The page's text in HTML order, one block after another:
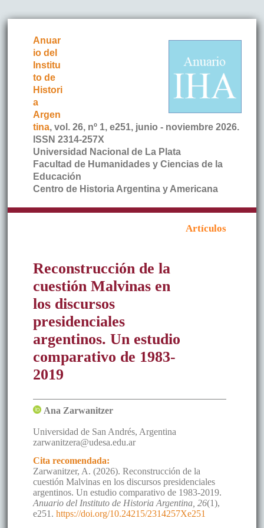
Anuar
io del
Institu
to de
Histori
a
Argen
tina, vol. 26, nº 1, e251, junio - noviembre 2026.
ISSN 2314-257X
Universidad Nacional de La Plata
Facultad de Humanidades y Ciencias de la
Educación
Centro de Historia Argentina y Americana
Artículos
Reconstrucción de la
cuestión Malvinas en
los discursos
presidenciales
argentinos. Un estudio
comparativo de 1983-
2019
Ana Zarwanitzer
Universidad de San Andrés, Argentina
zarwanitzera@udesa.edu.ar
Cita recomendada:
Zarwanitzer, A. (2026). Reconstrucción de la
cuestión Malvinas en los discursos presidenciales
argentinos. Un estudio comparativo de 1983-2019.
Anuario del Instituto de Historia Argentina, 26(1),
e251. https://doi.org/10.24215/2314257Xe251